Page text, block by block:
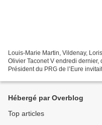
Louis-Marie Martin, Vildenay,
Olivier Taconet V endredi
Président du PRG de l’Eure
Hébergé par Overblog
Top articles